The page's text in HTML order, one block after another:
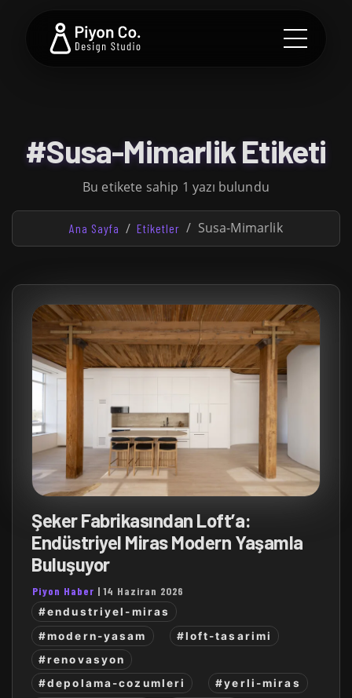
#Susa-Mimarlik Etiketi
Bu etikete sahip 1 yazı bulundu
Ana Sayfa Etiketler Susa-Mimarlik
Şeker Fabrikasından Loft’a:
Endüstriyel Miras Modern Yaşamla
Buluşuyor
Piyon Haber |14 Haziran 2026
#endustriyel-miras
#modern-yasam
#loft-tasarimi
#renovasyon
#depolama-cozumleri
#yerli-miras